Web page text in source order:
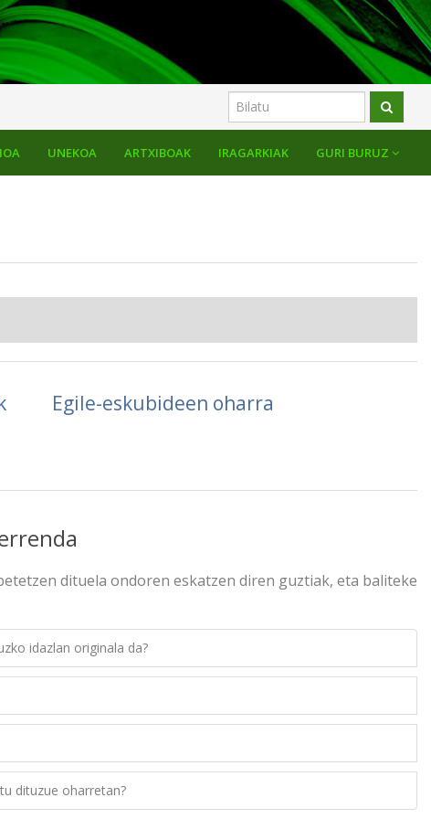
UNEKOA ARTXIBOAK IRAGARKIAK GURI BURUZ
Egile-eskubideen oharra
dituela ondoren eskatzen diren guztiak, eta baliteke
idazlan originala da?
dituzue oharretan?